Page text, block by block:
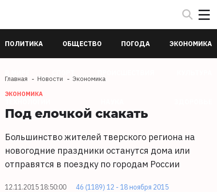
ПОЛИТИКА ОБЩЕСТВО ПОГОДА ЭКОНОМИКА
Главная Новости Экономика
ЭКОНОМИКА
Под елочкой скакать
Большинство жителей тверского региона на
новогодние праздники останутся дома или
отправятся в поездку по городам России
12.11.2015 18:50:00 46 (1189) 12 - 18 ноября 2015